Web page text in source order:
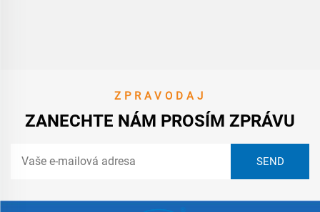
ZPRAVODAJ
ZANECHTE NÁM PROSÍM ZPRÁVU